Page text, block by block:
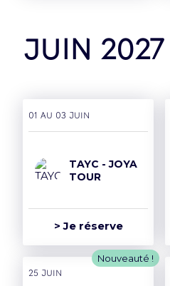
juin 2027
01 AU 03 juin
TAYC - JOYA
TOUR
> Je réserve
Nouveauté !
25 juin